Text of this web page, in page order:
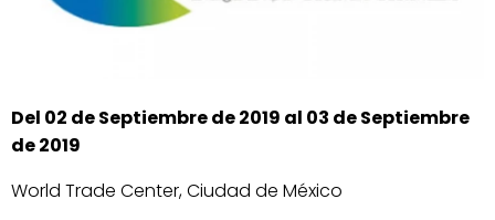
Del 02 de Septiembre de 2019 al 03 de Septiembre
de 2019
World Trade Center, Ciudad de México